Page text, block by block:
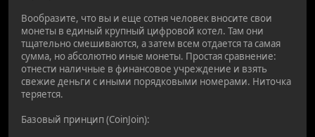
Вообразите, что вы и еще сотня человек вносите свои
монеты в единый крупный цифровой котел. Там они
тщательно смешиваются, а затем всем отдается та самая
сумма, но абсолютно иные монеты. Простая сравнение:
отнести наличные в финансовое учреждение и взять
свежие деньги с иными порядковыми номерами. Ниточка
теряется.
Базовый принцип (CoinJoin):